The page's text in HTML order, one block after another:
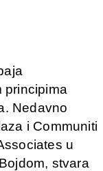
principima
Nedavno
i Communiti
u
stvara